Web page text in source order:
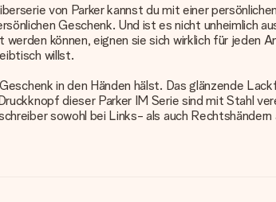
von Parker kannst du mit einer
Geschenk. Und ist es nicht unheimlich
können, eignen sie sich wirklich für jeden
willst.
in den Händen hälst. Das glänzende
dieser Parker IM Serie sind mit Stahl
sowohl bei Links- als auch Rechtshändern